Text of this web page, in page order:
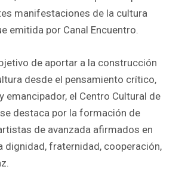
manifestaciones de la cultura
emitida por Canal Encuentro.
de aportar a la construcción
desde el pensamiento crítico,
emancipador, el Centro Cultural de
destaca por la formación de
de avanzada afirmados en
dignidad, fraternidad, cooperación,